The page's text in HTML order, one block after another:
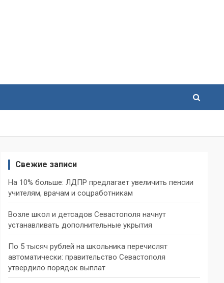
Свежие записи
На 10% больше: ЛДПР предлагает увеличить пенсии
учителям, врачам и соцработникам
Возле школ и детсадов Севастополя начнут
устанавливать дополнительные укрытия
По 5 тысяч рублей на школьника перечислят
автоматически: правительство Севастополя
утвердило порядок выплат